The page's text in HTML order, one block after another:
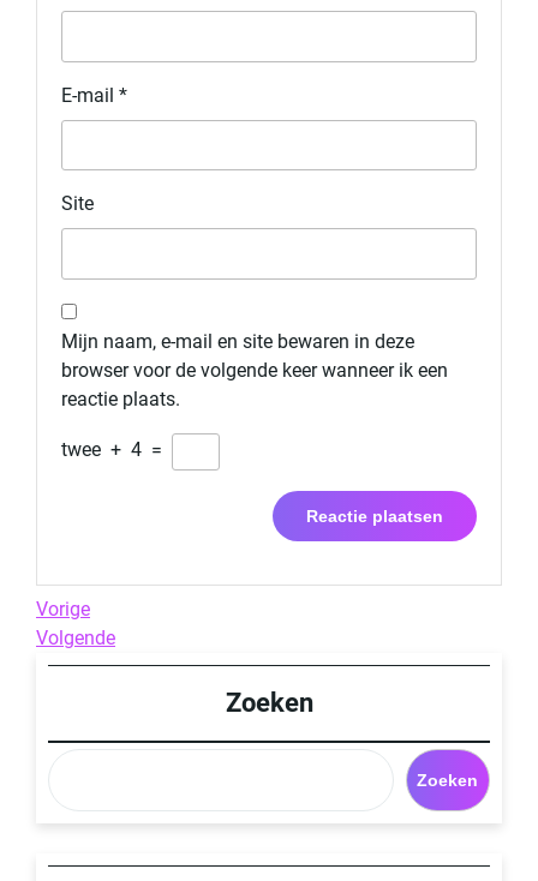
E-mail *
Site
Mijn naam, e-mail en site bewaren in deze
browser voor de volgende keer wanneer ik een
reactie plaats.
twee + 4 =
Berichtnavigatie
Previous
Post
Vorige
Next
Post
Volgende
Zoeken
Zoeken